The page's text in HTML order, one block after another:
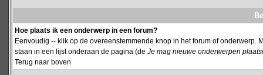
Hoe plaats ik een onderwerp in een forum?
Eenvoudig -- klik op de overeenstemmende knop in het forum of
staan in een lijst onderaan de pagina (de Je mag nieuwe onderwerpen
Terug naar boven